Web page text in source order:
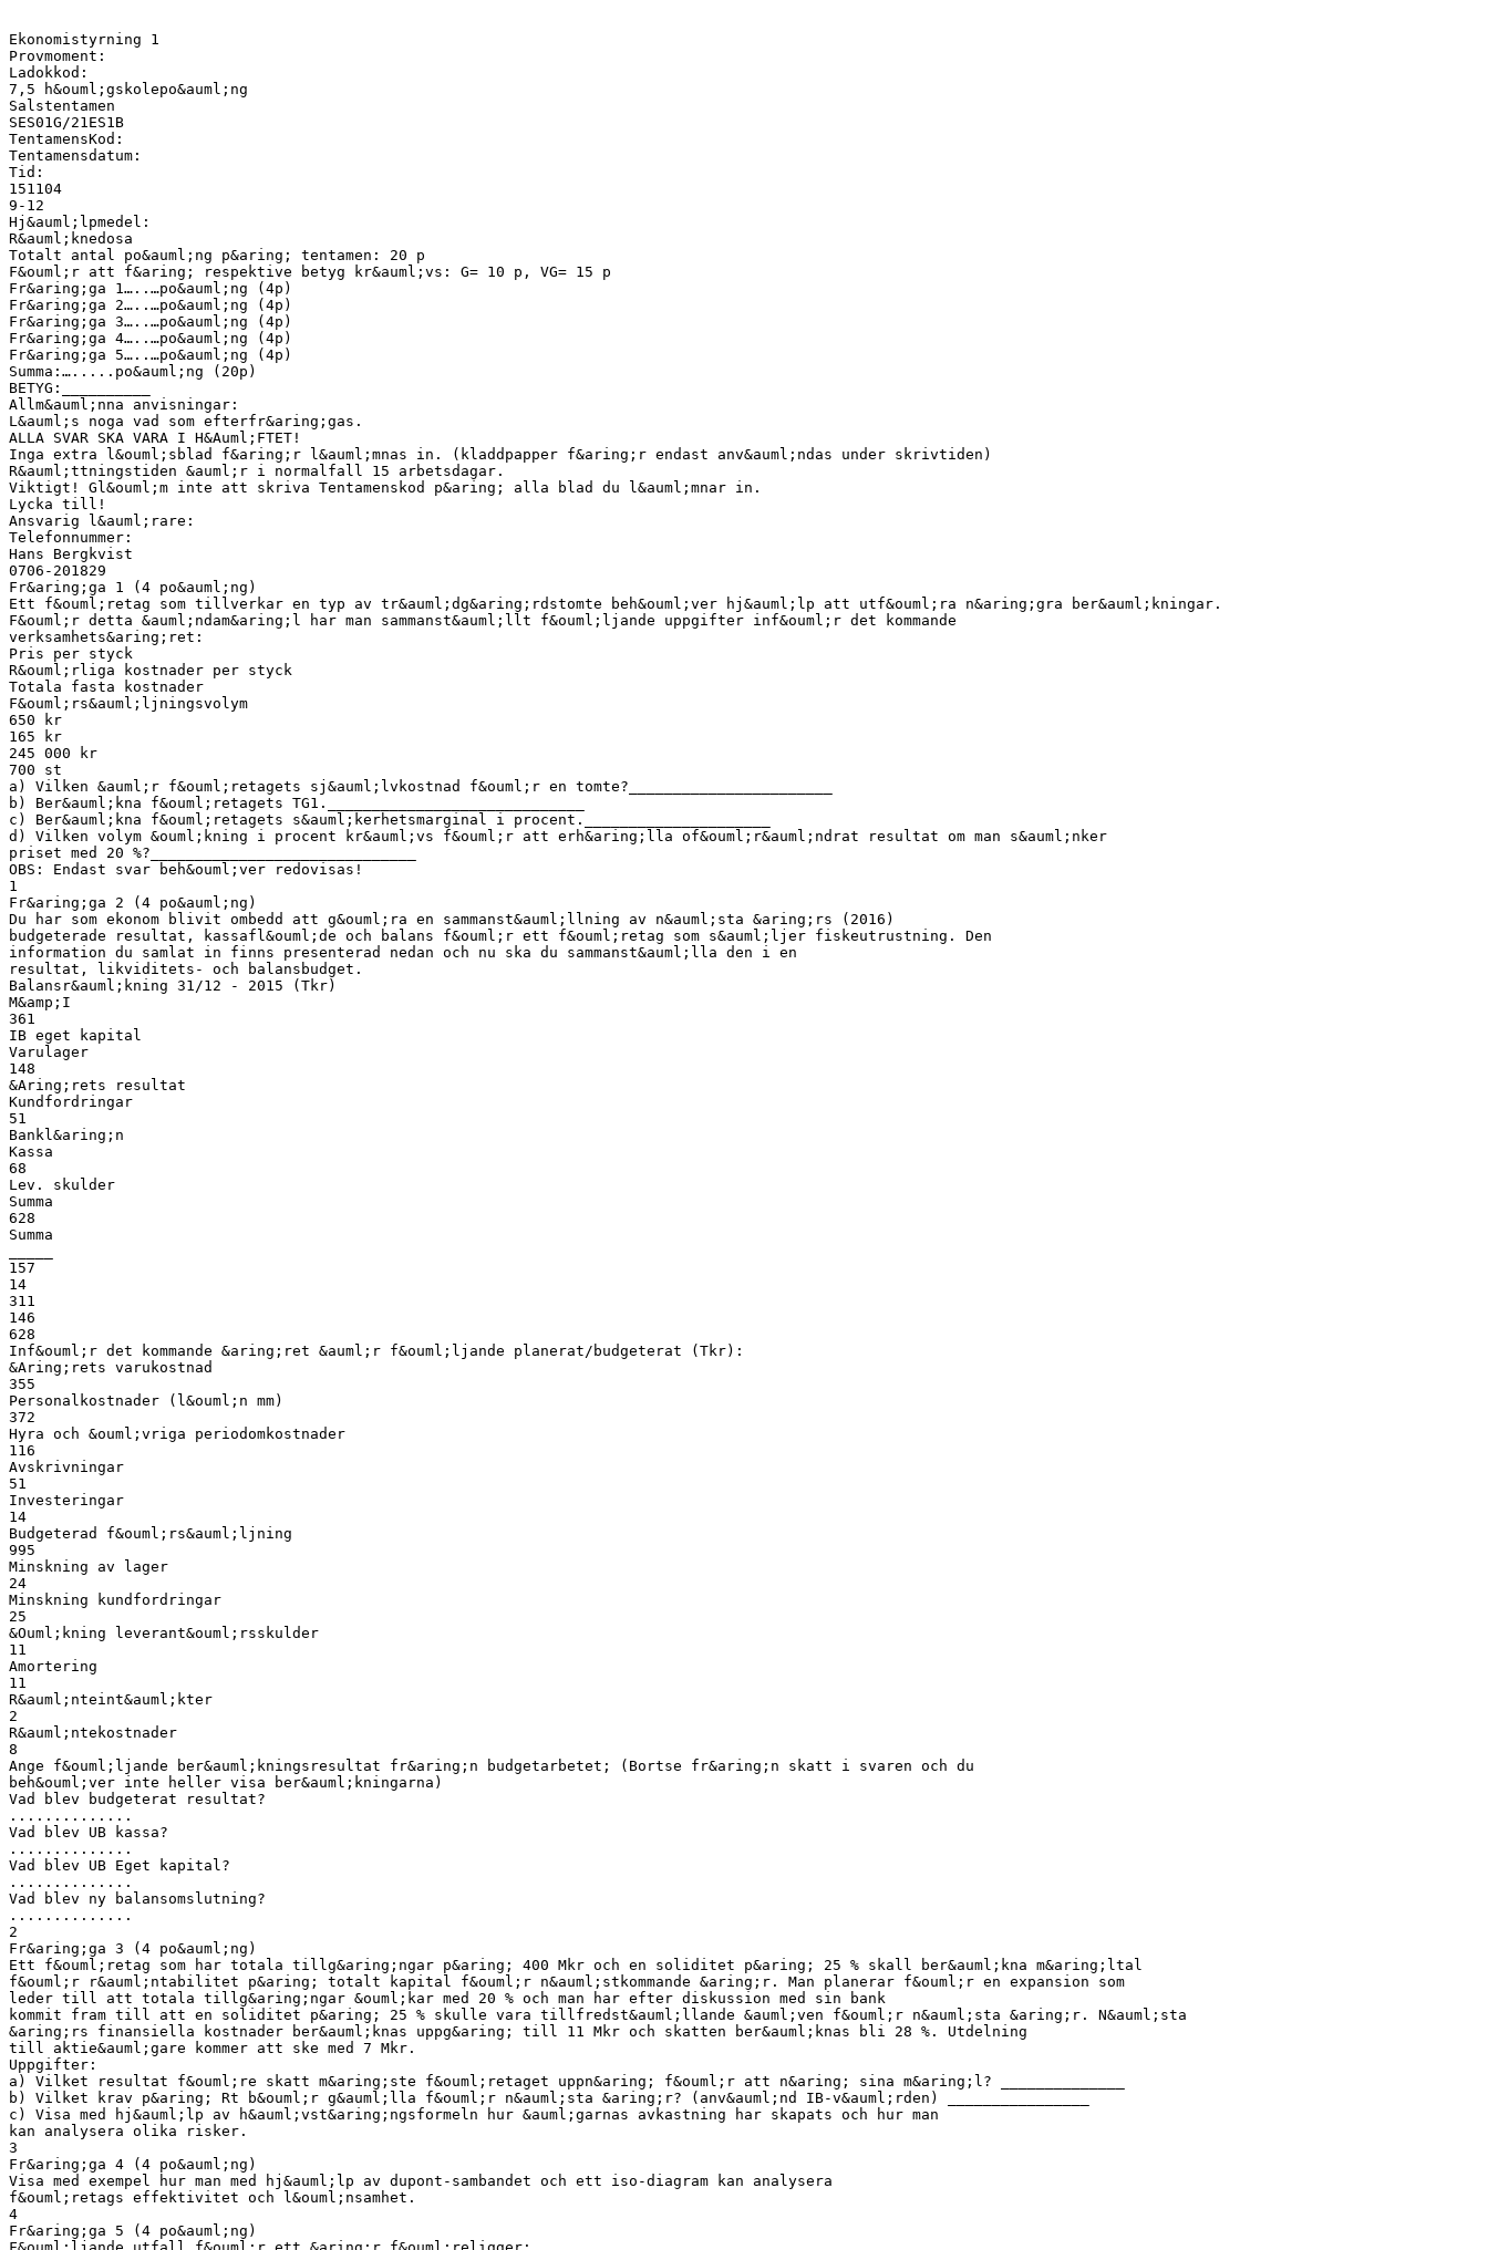
Ekonomistyrning 1
Provmoment:
Ladokkod:
7,5 h&ouml;gskolepo&auml;ng
Salstentamen
SES01G/21ES1B
TentamensKod:
Tentamensdatum:
Tid:
151104
9-12
Hj&auml;lpmedel:
R&auml;knedosa
Totalt antal po&auml;ng p&aring; tentamen: 20 p
F&ouml;r att f&aring; respektive betyg kr&auml;vs: G= 10 p, VG= 15 p
Fr&aring;ga 1…..…po&auml;ng (4p)
Fr&aring;ga 2…..…po&auml;ng (4p)
Fr&aring;ga 3…..…po&auml;ng (4p)
Fr&aring;ga 4…..…po&auml;ng (4p)
Fr&aring;ga 5…..…po&auml;ng (4p)
Summa:….....po&auml;ng (20p)
BETYG:__________
Allm&auml;nna anvisningar:
L&auml;s noga vad som efterfr&aring;gas.
ALLA SVAR SKA VARA I H&Auml;FTET!
Inga extra l&ouml;sblad f&aring;r l&auml;mnas in. (kladdpapper f&aring;r endast anv&auml;ndas under skrivtiden)
R&auml;ttningstiden &auml;r i normalfall 15 arbetsdagar.
Viktigt! Gl&ouml;m inte att skriva Tentamenskod p&aring; alla blad du l&auml;mnar in.
Lycka till!
Ansvarig l&auml;rare:
Telefonnummer:
Hans Bergkvist
0706-201829
Fr&aring;ga 1 (4 po&auml;ng)
Ett f&ouml;retag som tillverkar en typ av tr&auml;dg&aring;rdstomte beh&ouml;ver hj&auml;lp att utf&ouml;ra n&aring;gra ber&auml;kningar.
F&ouml;r detta &auml;ndam&aring;l har man sammanst&auml;llt f&ouml;ljande uppgifter inf&ouml;r det kommande
verksamhets&aring;ret:
Pris per styck
R&ouml;rliga kostnader per styck
Totala fasta kostnader
F&ouml;rs&auml;ljningsvolym
650 kr
165 kr
245 000 kr
700 st
a) Vilken &auml;r f&ouml;retagets sj&auml;lvkostnad f&ouml;r en tomte?_______________________
b) Ber&auml;kna f&ouml;retagets TG1._____________________________
c) Ber&auml;kna f&ouml;retagets s&auml;kerhetsmarginal i procent._____________________
d) Vilken volym &ouml;kning i procent kr&auml;vs f&ouml;r att erh&aring;lla of&ouml;r&auml;ndrat resultat om man s&auml;nker
priset med 20 %?______________________________
OBS: Endast svar beh&ouml;ver redovisas!
1
Fr&aring;ga 2 (4 po&auml;ng)
Du har som ekonom blivit ombedd att g&ouml;ra en sammanst&auml;llning av n&auml;sta &aring;rs (2016)
budgeterade resultat, kassafl&ouml;de och balans f&ouml;r ett f&ouml;retag som s&auml;ljer fiskeutrustning. Den
information du samlat in finns presenterad nedan och nu ska du sammanst&auml;lla den i en
resultat, likviditets- och balansbudget.
Balansr&auml;kning 31/12 - 2015 (Tkr)
M&amp;I
361
IB eget kapital
Varulager
148
&Aring;rets resultat
Kundfordringar
51
Bankl&aring;n
Kassa
68
Lev. skulder
Summa
628
Summa
157
14
311
146
628
Inf&ouml;r det kommande &aring;ret &auml;r f&ouml;ljande planerat/budgeterat (Tkr):
&Aring;rets varukostnad
355
Personalkostnader (l&ouml;n mm)
372
Hyra och &ouml;vriga periodomkostnader
116
Avskrivningar
51
Investeringar
14
Budgeterad f&ouml;rs&auml;ljning
995
Minskning av lager
24
Minskning kundfordringar
25
&Ouml;kning leverant&ouml;rsskulder
11
Amortering
11
R&auml;nteint&auml;kter
2
R&auml;ntekostnader
8
Ange f&ouml;ljande ber&auml;kningsresultat fr&aring;n budgetarbetet; (Bortse fr&aring;n skatt i svaren och du
beh&ouml;ver inte heller visa ber&auml;kningarna)
Vad blev budgeterat resultat?
..............
Vad blev UB kassa?
..............
Vad blev UB Eget kapital?
..............
Vad blev ny balansomslutning?
..............
2
Fr&aring;ga 3 (4 po&auml;ng)
Ett f&ouml;retag som har totala tillg&aring;ngar p&aring; 400 Mkr och en soliditet p&aring; 25 % skall ber&auml;kna m&aring;ltal
f&ouml;r r&auml;ntabilitet p&aring; totalt kapital f&ouml;r n&auml;stkommande &aring;r. Man planerar f&ouml;r en expansion som
leder till att totala tillg&aring;ngar &ouml;kar med 20 % och man har efter diskussion med sin bank
kommit fram till att en soliditet p&aring; 25 % skulle vara tillfredst&auml;llande &auml;ven f&ouml;r n&auml;sta &aring;r. N&auml;sta
&aring;rs finansiella kostnader ber&auml;knas uppg&aring; till 11 Mkr och skatten ber&auml;knas bli 28 %. Utdelning
till aktie&auml;gare kommer att ske med 7 Mkr.
Uppgifter:
a) Vilket resultat f&ouml;re skatt m&aring;ste f&ouml;retaget uppn&aring; f&ouml;r att n&aring; sina m&aring;l? ______________
b) Vilket krav p&aring; Rt b&ouml;r g&auml;lla f&ouml;r n&auml;sta &aring;r? (anv&auml;nd IB-v&auml;rden) ________________
c) Visa med hj&auml;lp av h&auml;vst&aring;ngsformeln hur &auml;garnas avkastning har skapats och hur man
kan analysera olika risker.
3
Fr&aring;ga 4 (4 po&auml;ng)
Visa med exempel hur man med hj&auml;lp av dupont-sambandet och ett iso-diagram kan analysera
f&ouml;retags effektivitet och l&ouml;nsamhet.
4
Fr&aring;ga 5 (4 po&auml;ng)